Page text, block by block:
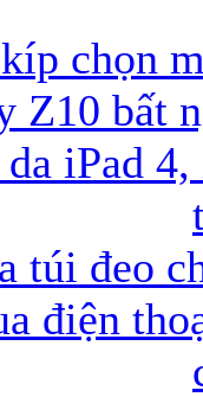
chọn
Z10 bất
iPad
túi đeo
điện